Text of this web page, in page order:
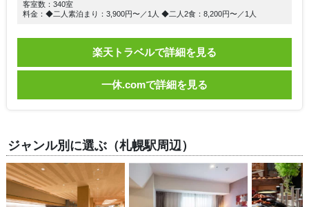
客室数：340室
料金：◆二人素泊まり：3,900円〜／1人 ◆二人2食：8,200円〜／1人
楽天トラベルで詳細を見る
一休.comで詳細を見る
ジャンル別に選ぶ（札幌駅周辺）